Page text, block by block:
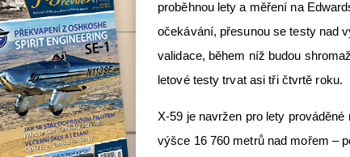
proběhnou lety a měření na
očekávání, přesunou se testy nad
validace, během níž budou
letové testy trvat asi tři čtvrtě roku.
X-59 je navržen pro lety
výšce 16 760 metrů nad mořem –